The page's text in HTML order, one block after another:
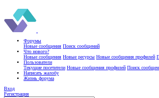
Форумы
Новые сообщения Поиск сообщений
Что нового?
Новые сообщения Новые ресурсы Новые сообщения профилей
Пользователи
Текущие посетители Новые сообщения профилей Поиск
Написать жалобу
Жизнь форума
Вход
Регистрация